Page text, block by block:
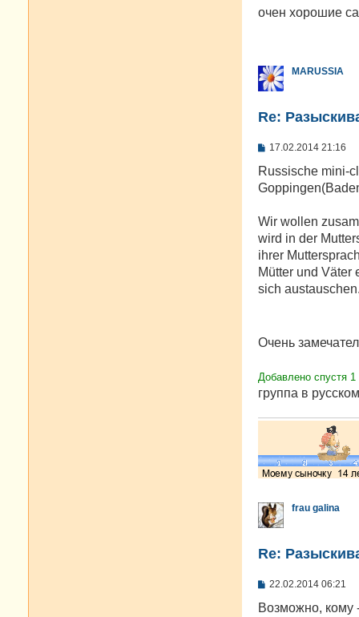
о
и
е
очен хорошие
MARUSSIA
Re:
С
о
щ
н
и
е
17.02.2014 21:16
Russische mini-
Wir wollen
wird in der
ihrer
Mütter und Väter
sich
Очень
Добавлено спустя
группа в
frau galina
Re:
С
о
22.02.2014 06:21
Возможно, кому